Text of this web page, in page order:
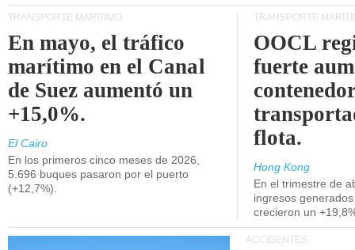
TRANSPORTE MARÍTIMO
En mayo, el tráfico
marítimo en el Canal
de Suez aumentó un
+15,0%.
El Cairo
En los primeros cinco meses de 2026,
5.696 buques pasaron por el puerto
(+12,7%).
TRANSPORTE
OOCL
fuerte
flota.
Hong Kong
En el trimestre de
ingresos
crecieron un
ACCIDENTES